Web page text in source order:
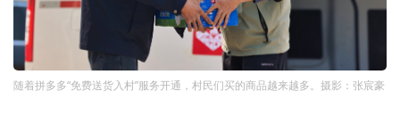
随着拼多多“免费送货入村”服务开通，村民们买的商品越来越多。摄影：张宸豪